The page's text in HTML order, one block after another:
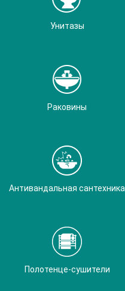
Унитазы
Раковины
Антивандальная сантехника
Полотенце-сушители